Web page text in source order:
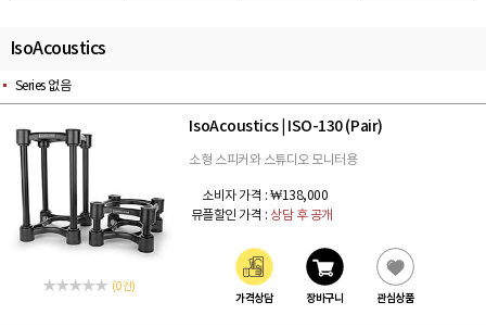
IsoAcoustics
Series 없음
(0 건)
IsoAcoustics ISO-130 (Pair)
소형 스피커와 스튜디오 모니터용
소비자 가격 : ₩138,000
뮤플할인 가격 : 상담 후 공개
가격상담 장바구니 관심상품